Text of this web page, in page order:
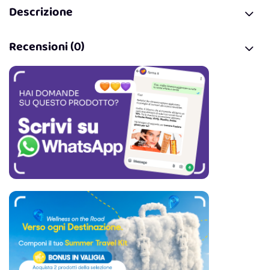
Descrizione
Recensioni (0)